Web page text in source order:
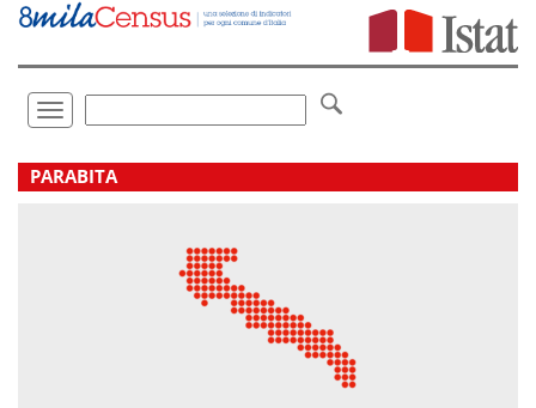
Vai
direttamente
Toggle
navigation
.
PARABITA